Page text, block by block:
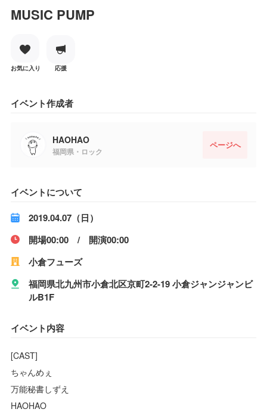
MUSIC PUMP
お気に入り 応援
イベント作成者
HAOHAO
福岡県・ロック
ページへ
イベントについて
2019.04.07（日）
開場00:00 / 開演00:00
小倉フューズ
福岡県北九州市小倉北区京町2-2-19 小倉ジャンジャンビ
ルB1F
イベント内容
[CAST]
ちゃんめぇ
万能秘書しずえ
HAOHAO